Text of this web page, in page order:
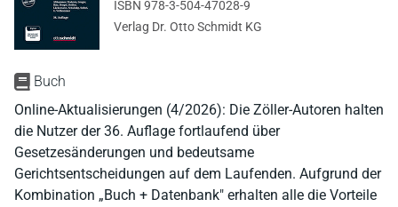
Buch
Online-Aktualisierungen (4/2026): Die Zöller-Autoren halten
die Nutzer der 36. Auflage fortlaufend über
Gesetzesänderungen und bedeutsame
Gerichtsentscheidungen auf dem Laufenden. Aufgrund der
Kombination „Buch + Datenbank" erhalten alle die Vorteile
ISBN 978-3-504-47028-9
Verlag Dr. Otto Schmidt KG